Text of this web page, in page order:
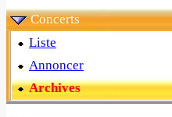
Concerts
Liste
Annoncer
Archives